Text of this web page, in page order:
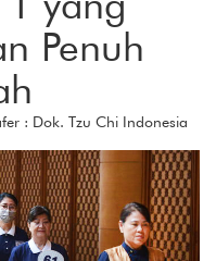
Penuh
: Dok. Tzu Chi Indonesia